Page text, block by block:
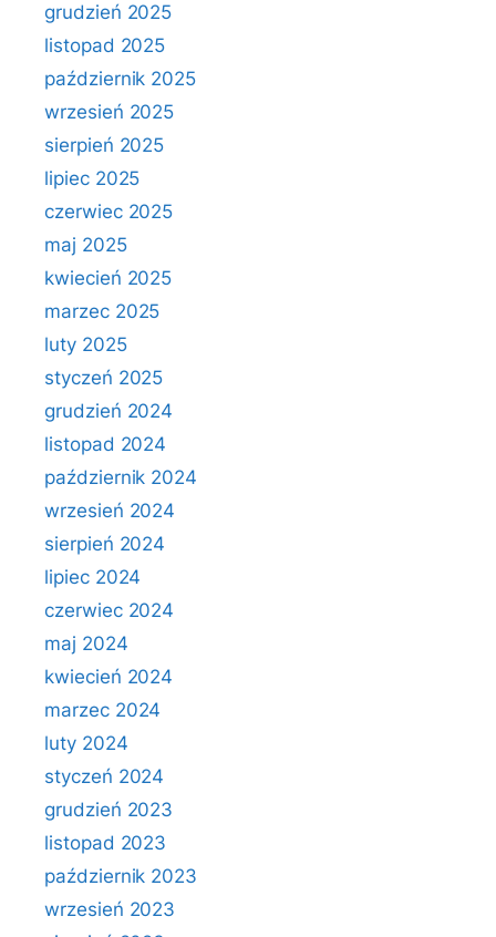
grudzień 2025
listopad 2025
październik 2025
wrzesień 2025
sierpień 2025
lipiec 2025
czerwiec 2025
maj 2025
kwiecień 2025
marzec 2025
luty 2025
styczeń 2025
grudzień 2024
listopad 2024
październik 2024
wrzesień 2024
sierpień 2024
lipiec 2024
czerwiec 2024
maj 2024
kwiecień 2024
marzec 2024
luty 2024
styczeń 2024
grudzień 2023
listopad 2023
październik 2023
wrzesień 2023